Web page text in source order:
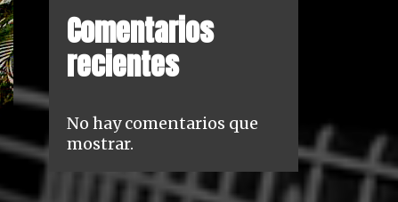
Comentarios
recientes
No hay comentarios que
mostrar.